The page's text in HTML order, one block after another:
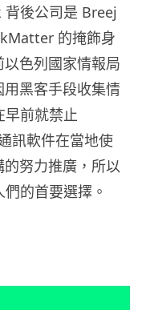
背後公司是 Breej
的掩飾身
色列國家情報局
黑客手段收集情
早前就禁止
訊軟件在當地使
努力推廣，所以
的首要選擇。